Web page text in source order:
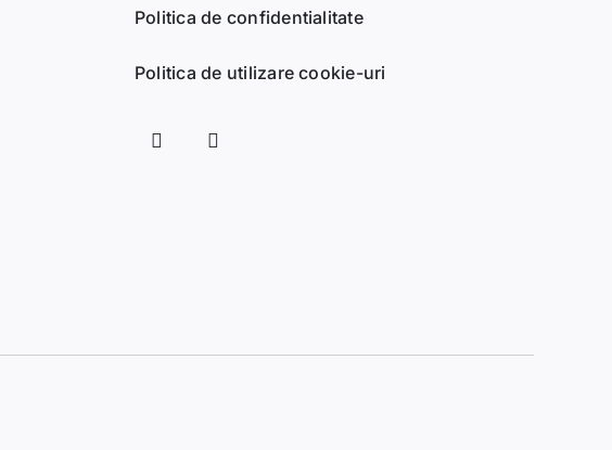
Politica de confidentialitate
Politica de utilizare cookie-uri